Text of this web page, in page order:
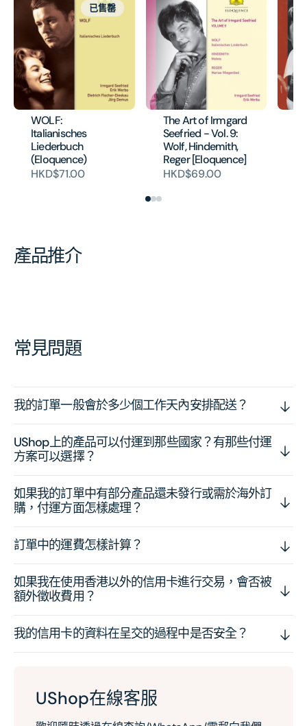
WOLF:
Italianisches
Liederbuch
(Eloquence)
HKD$71.00
已售罄
The Art of Irmgard
Seefried - Vol. 9:
Wolf, Hindemith,
Reger [Eloquence]
HKD$69.00
產品推介
常見問題
我的訂單一般會於多少個工作天內安排配送？
UShop上的產品可以付運到那些國家？有那些付運
方案可以選擇？
如果我的訂單中有部分產品還未發行或需於海外訂
購，付運方面怎樣處理？
訂單中的運費怎樣計算？
如果我在使用香港以外的信用卡進行交易，會否被
額外徵收費用？
我的信用卡的資料在呈交的過程中是否安全？
UShop在線客服